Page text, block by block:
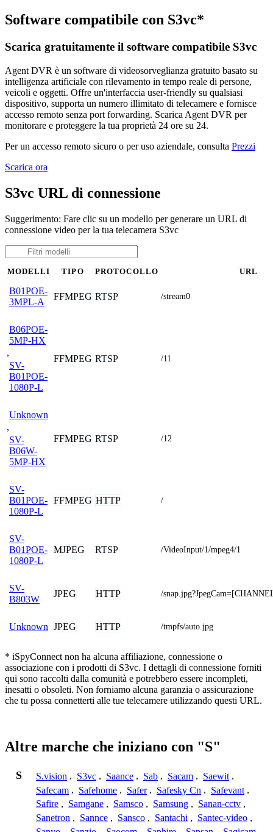
Software compatibile con S3vc*
Scarica gratuitamente il software compatibile S3vc
Agent DVR è un software di videosorveglianza gratuito basato su
intelligenza artificiale con rilevamento in tempo reale di persone,
veicoli e oggetti. Offre un'interfaccia user-friendly su qualsiasi
dispositivo, supporta un numero illimitato di telecamere e fornisce
accesso remoto senza port forwarding. Scarica Agent DVR per
monitorare e proteggere la tua proprietà 24 ore su 24.
Per un accesso remoto sicuro o per uso aziendale, consulta Prezzi
Scarica ora
S3vc URL di connessione
Suggerimento: Fare clic su un modello per generare un URL di
connessione video per la tua telecamera S3vc
MODELLI TIPO PROTOCOLLO URL
B01POE-
3MPL-A
FFMPEG RTSP /stream0
B06POE-
5MP-HX
,
SV-
B01POE-
1080P-L
FFMPEG RTSP /11
Unknown
,
SV-
B06W-
5MP-HX
FFMPEG RTSP /12
SV-
B01POE-
1080P-L
FFMPEG HTTP /
SV-
B01POE-
1080P-L
MJPEG RTSP /VideoInput/1/mpeg4/1
SV-
B803W
JPEG HTTP /
Unknown JPEG HTTP /tmpfs/auto.jpg
* iSpyConnect non ha alcuna affiliazione, connessione o
associazione con i prodotti di S3vc. I dettagli di connessione forniti
qui sono raccolti dalla comunità e potrebbero essere incompleti,
inesatti o obsoleti. Non forniamo alcuna garanzia o assicurazione
che tu possa connetterti alle tue telecamere utilizzando questi URL.
Altre marche che iniziano con "S"
S S.vision , S3vc , Saance , Sab , Sacam , Saewit ,
Safecam , Safehome , Safer , Safesky Cn , Safevant ,
Safire , Samgane , Samsco , Samsung , Sanan-cctv ,
Sanetron , Sannce , Sansco , Santachi , Santec-video ,